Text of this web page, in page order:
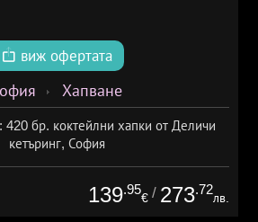
виж офертата
Хапване
420 бр. коктейлни хапки от Деличи
кетъринг, София
139.95
€ / 273.72
лв.